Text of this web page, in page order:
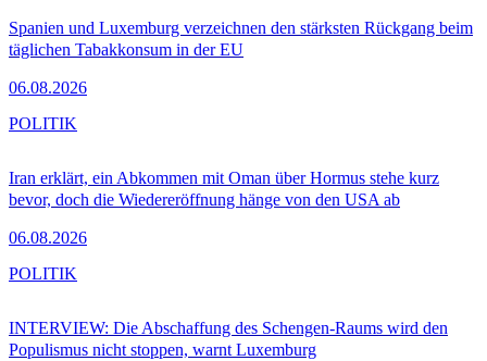
Spanien und Luxemburg verzeichnen den stärksten Rückgang beim
täglichen Tabakkonsum in der EU
06.08.2026
Iran erklärt, ein Abkommen mit Oman über Hormus stehe kurz
bevor, doch die Wiedereröffnung hänge von den USA ab
06.08.2026
POLITIK
INTERVIEW: Die Abschaffung des Schengen-Raums wird den
Populismus nicht stoppen, warnt Luxemburg
POLITIK